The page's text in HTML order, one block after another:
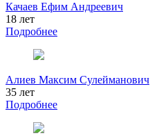
Качаев Ефим Андреевич
18 лет
Подробнее
Алиев Максим Сулейманович
35 лет
Подробнее